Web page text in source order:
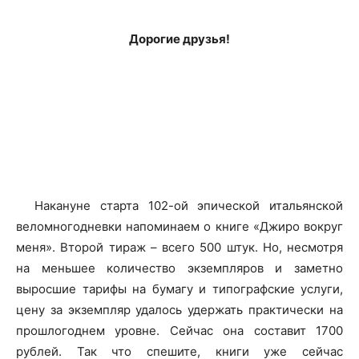
Дорогие друзья!
Накануне старта 102-ой эпической итальянской
веломногодневки напоминаем о книге «Джиро вокруг
меня». Второй тираж – всего 500 штук. Но, несмотря
на меньшее количество экземпляров и заметно
выросшие тарифы на бумагу и типографские услуги,
цену за экземпляр удалось удержать практически на
прошлогоднем уровне. Сейчас она составит 1700
рублей. Так что спешите, книги уже сейчас